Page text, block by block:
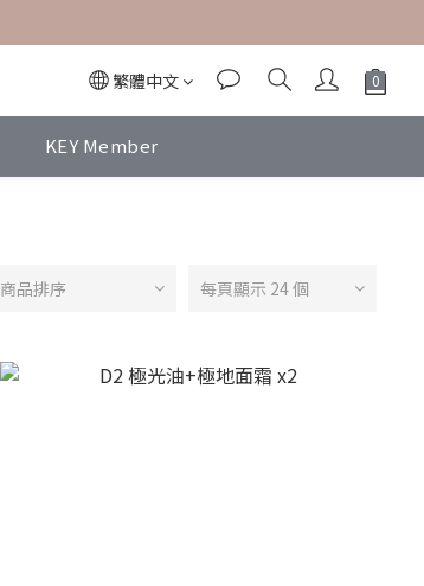
繁體中文
KEY Member
商品排序 每頁顯示 24 個